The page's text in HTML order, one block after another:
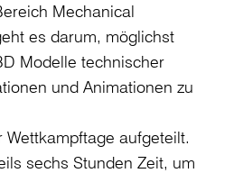
Mechanical
es darum, möglichst
Modelle technischer
und Animationen zu
Wettkampftage aufgeteilt.
sechs Stunden Zeit, um